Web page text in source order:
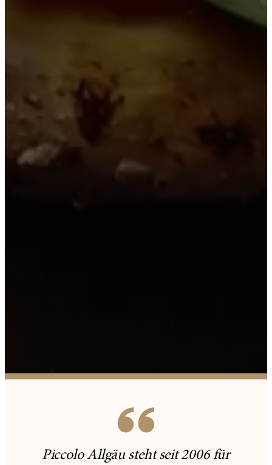
Piccolo Allgäu steht seit 2006 für